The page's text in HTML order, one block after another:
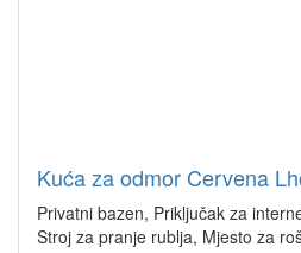
Kuća za odmor Cervena
Privatni bazen, Priključak za
Stroj za pranje rublja, Mjesto za